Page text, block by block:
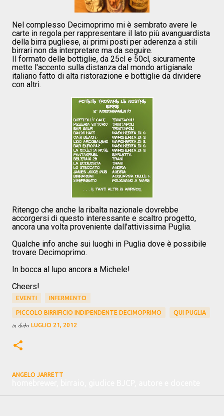
Nel complesso Decimoprimo mi è sembrato avere le
carte in regola per rappresentare il lato più avanguardista
della birra pugliese, ai primi posti per aderenza a stili
birrari non da interpretare ma da seguire.
Il formato delle bottiglie, da 25cl e 50cl, sicuramente
mette l'accento sulla distanza dal mondo artigianale
italiano fatto di alta ristorazione e bottiglie da dividere
con altri.
Ritengo che anche la ribalta nazionale dovrebbe
accorgersi di questo interessante e scaltro progetto,
ancora una volta proveniente dall'attivissima Puglia.
Qualche info anche sui luoghi in Puglia dove è possibile
trovare Decimoprimo.
In bocca al lupo ancora a Michele!
Cheers!
EVENTI INFERMENTO
PICCOLO BIRRIFICIO INDIPENDENTE DECIMOPRIMO QUI PUGLIA
in data LUGLIO 21, 2012
ANGELO JARRETT